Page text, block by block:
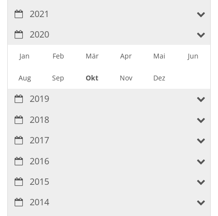
2021
2020
Jan Feb Mär Apr Mai Jun
Aug Sep Okt Nov Dez
2019
2018
2017
2016
2015
2014